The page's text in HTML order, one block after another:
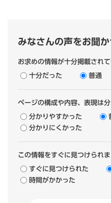
みなさんの声をお聞
お求めの情報が十分掲載され
十分だった 普通
ページの構成や内容、表現は
分かりやすかった
分かりにくかった
この情報をすぐに見つけられま
すぐに見つけられた
時間がかかった